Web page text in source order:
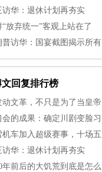
访华：退休计划再夯实
“放弃统一”客观上站在了
普访华：国宴截图揭示所有
回复排行榜
动文革，不只是为了当皇帝
会的成果：确定川剧变脸习
机车加入超级赛事，十场五
访华：退休计划再夯实
年前后的大饥荒到底是怎么